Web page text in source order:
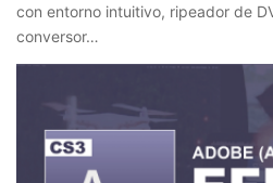
con entorno intuitivo, ripeador de
conversor…